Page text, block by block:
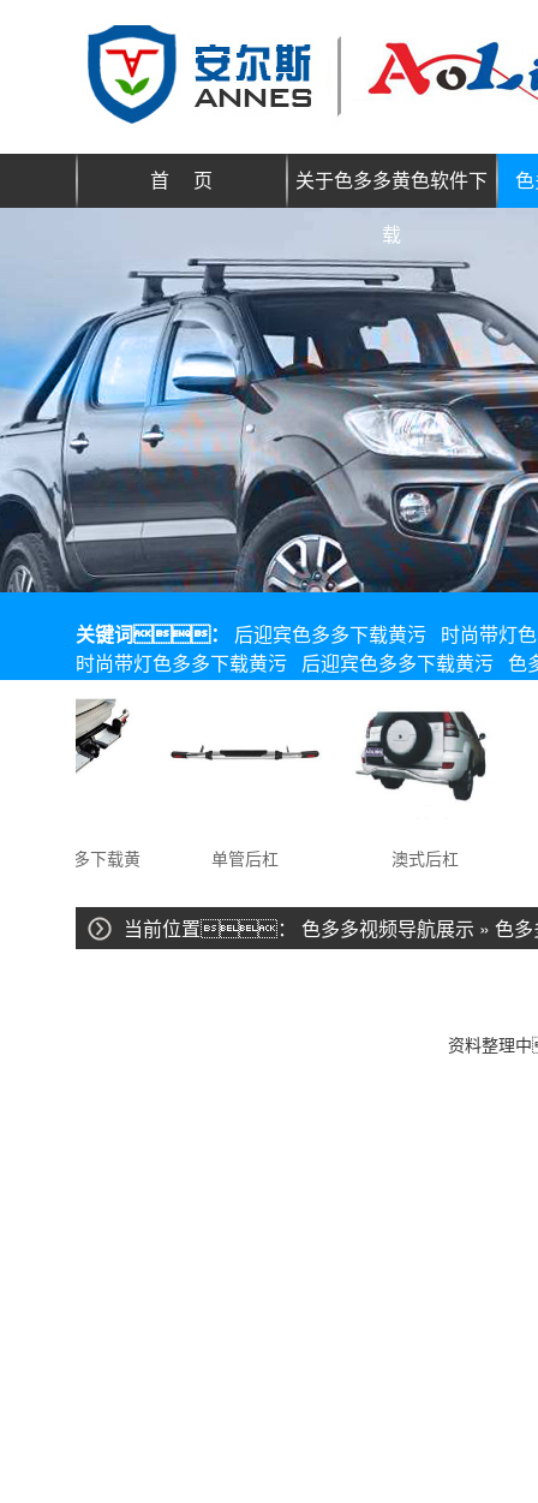
首 页 关于色多多黄色软件下
载
色
关键词： 后迎宾色多多下载黄污 时尚带灯
时尚带灯色多多下载黄污 后迎宾色多多下载黄污 色
车色多多下载黄
单管后杠 澳式后杠
当前位置： 色多多视频导航展示 » 色
资料整理